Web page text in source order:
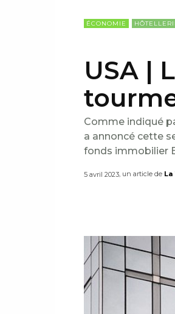
I
ÉCONOMIE
USA |
Comme indiqué
a annoncé cette
fonds immobilier
5 avril 2023, un article de